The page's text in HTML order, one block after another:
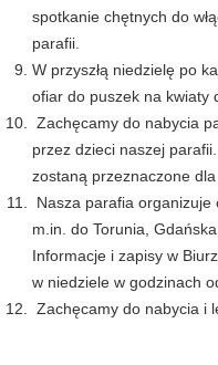
spotkanie chętnych do
parafii.
W przyszłą niedzielę po
ofiar do puszek na kwiaty
Zachęcamy do nabycia
przez dzieci naszej
zostaną przeznaczone
Nasza parafia
m.in. do Torunia,
Informacje i zapisy w
w niedziele w godzinach
Zachęcamy do nabycia i